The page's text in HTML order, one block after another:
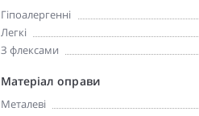
Гіпоалергенні
Легкі
З флексами
Матеріал оправи
Металеві